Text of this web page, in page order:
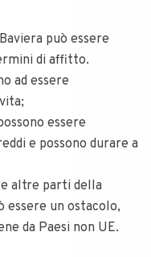
può essere
di affitto.
ad essere
essere
e possono durare a
altre parti della
essere un ostacolo,
da Paesi non UE.